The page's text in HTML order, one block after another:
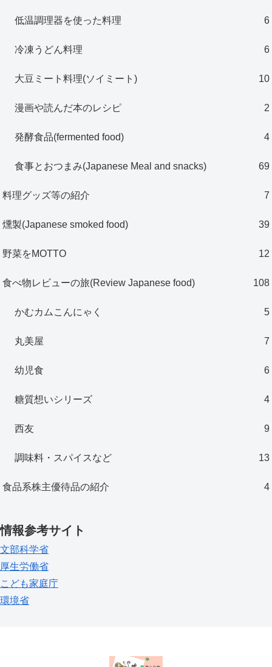
低温調理器を使った料理 6
冷凍うどん料理 6
大豆ミート料理(ソイミート) 10
漫画や読んだ本のレシピ 2
発酵食品(fermented food) 4
食事とおつまみ(Japanese Meal and snacks) 69
料理グッズ等の紹介 7
燻製(Japanese smoked food) 39
野菜をMOTTO 12
食べ物レビューの旅(Review Japanese food) 108
かむカムこんにゃく 5
丸美屋 7
幼児食 6
糖質想いシリーズ 4
西友 9
調味料・スパイスなど 13
食品系株主優待品の紹介 4
情報参考サイト
文部科学省
厚生労働省
こども家庭庁
環境省